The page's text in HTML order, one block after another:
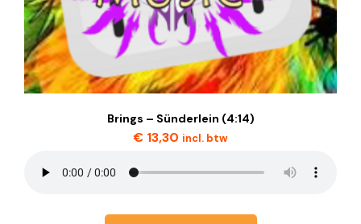
Brings – Sünderlein (4:14)
€ 13,30 incl. btw